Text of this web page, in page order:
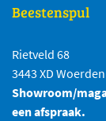
Beestenspul
Rietveld 68
3443 XD Woerden
Showroom/
een afspraak.